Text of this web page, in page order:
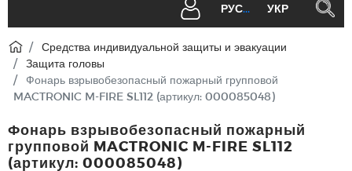
РУС УКР
Средства индивидуальной защиты и эвакуации
Защита головы
Фонарь взрывобезопасный пожарный групповой
MACTRONIC M-FIRE SL112 (артикул: 000085048)
Фонарь взрывобезопасный пожарный
групповой MACTRONIC M-FIRE SL112
(артикул: 000085048)